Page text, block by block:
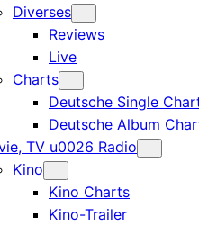
Diverses
Reviews
Live
Charts
Deutsche Single
Deutsche Album
TV u0026 Radio
Kino
Kino Charts
Kino-Trailer